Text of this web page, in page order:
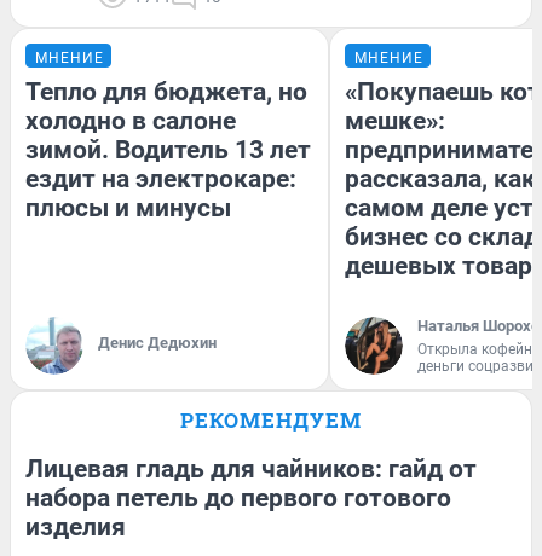
МНЕНИЕ
Тепло для бюджета, но
холодно в салоне
зимой. Водитель 13 лет
ездит на электрокаре:
плюсы и минусы
Денис Дедюхин
МНЕНИЕ
«Покупаешь
мешке»:
рассказала, как
самом деле
бизнес со
дешевых
Наталья
Открыла
деньги
РЕКОМЕНДУЕМ
Лицевая гладь для чайников: гайд от
набора петель до первого готового
изделия